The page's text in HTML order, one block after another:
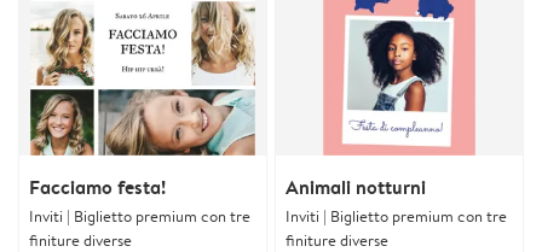
Facciamo festa!
Inviti | Biglietto premium con tre
finiture diverse
Animali notturni
Inviti | Biglietto premium con tre
finiture diverse